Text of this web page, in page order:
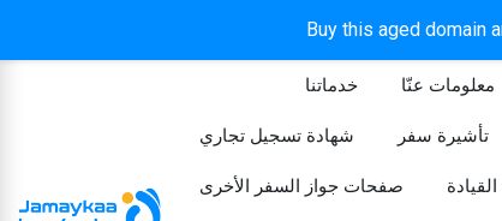
Buy this aged domain
خدماتنا معلومات عنّا
شهادة تسجيل تجاري تأشيرة سفر
صفحات جواز السفر الأخرى